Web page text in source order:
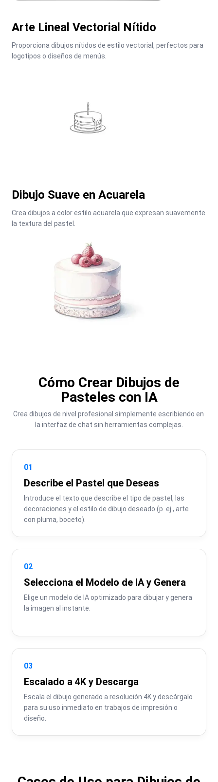
Arte Lineal Vectorial Nítido
Proporciona dibujos nítidos de estilo vectorial, perfectos para
logotipos o diseños de menús.
Dibujo Suave en Acuarela
Crea dibujos a color estilo acuarela que expresan suavemente
la textura del pastel.
Cómo Crear Dibujos de
Pasteles con IA
Crea dibujos de nivel profesional simplemente escribiendo en
la interfaz de chat sin herramientas complejas.
01
Describe el Pastel que Deseas
Introduce el texto que describe el tipo de pastel, las
decoraciones y el estilo de dibujo deseado (p. ej., arte
con pluma, boceto).
02
Selecciona el Modelo de IA y Genera
Elige un modelo de IA optimizado para dibujar y genera
la imagen al instante.
03
Escalado a 4K y Descarga
Escala el dibujo generado a resolución 4K y descárgalo
para su uso inmediato en trabajos de impresión o
diseño.